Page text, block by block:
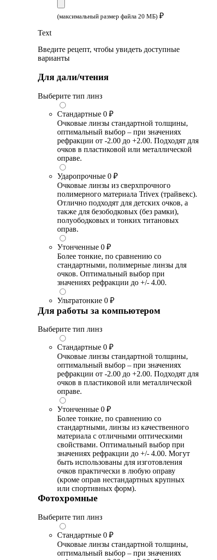
(максимальный размер файла 20 МБ) ₽
Text
Введите рецепт, чтобы увидеть доступные
варианты
Для дали/чтения
Выберите тип линз
Стандартные 0 ₽
Очковые линзы стандартной толщины,
оптимальный выбор – при значениях
рефракции от -2.00 до +2.00. Подходят для
очков в пластиковой или металлической
оправе.
Ударопрочные 0 ₽
Очковые линзы из сверхпрочного
полимерного материала Trivex (трайвекс).
Отлично подходят для детских очков, а
также для безободковых (без рамки),
полуободковых и тонких титановых
оправ.
Утонченные 0 ₽
Более тонкие, по сравнению со
стандартными, полимерные линзы для
очков. Оптимальный выбор при
значениях рефракции до +/- 4.00.
Ультратонкие 0 ₽
Для работы за компьютером
Выберите тип линз
Стандартные 0 ₽
Очковые линзы стандартной толщины,
оптимальный выбор – при значениях
рефракции от -2.00 до +2.00. Подходят для
очков в пластиковой или металлической
оправе.
Утонченные 0 ₽
Более тонкие, по сравнению со
стандартными, линзы из качественного
материала с отличными оптическими
свойствами. Оптимальный выбор при
значениях рефракции до +/- 4.00. Могут
быть использованы для изготовления
очков практически в любую оправу
(кроме оправ нестандартных крупных
или спортивных форм).
Фотохромные
Выберите тип линз
Стандартные 0 ₽
Очковые линзы стандартной толщины,
оптимальный выбор – при значениях